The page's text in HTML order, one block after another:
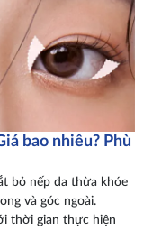
bao nhiêu? Phù
bỏ nếp da thừa khóe
và góc ngoài.
thời gian thực hiện